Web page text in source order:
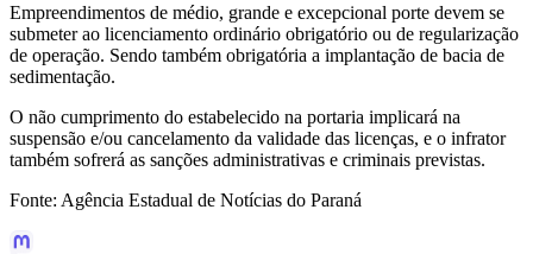
Empreendimentos de médio, grande e excepcional porte devem se
submeter ao licenciamento ordinário obrigatório ou de regularização
de operação. Sendo também obrigatória a implantação de bacia de
sedimentação.
O não cumprimento do estabelecido na portaria implicará na
suspensão e/ou cancelamento da validade das licenças, e o infrator
também sofrerá as sanções administrativas e criminais previstas.
Fonte: Agência Estadual de Notícias do Paraná